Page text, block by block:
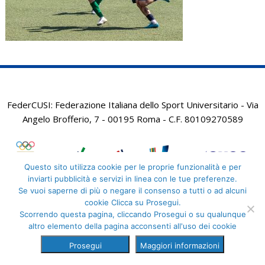
FederCUSI: Federazione Italiana dello Sport Universitario - Via
Angelo Brofferio, 7 - 00195 Roma - C.F. 80109270589
Questo sito utilizza cookie per le proprie funzionalità e per
inviarti pubblicità e servizi in linea con le tue preferenze.
Se vuoi saperne di più o negare il consenso a tutti o ad alcuni
cookie Clicca su Prosegui.
Scorrendo questa pagina, cliccando Prosegui o su qualunque
altro elemento della pagina acconsenti all'uso dei cookie
Prosegui Maggiori informazioni